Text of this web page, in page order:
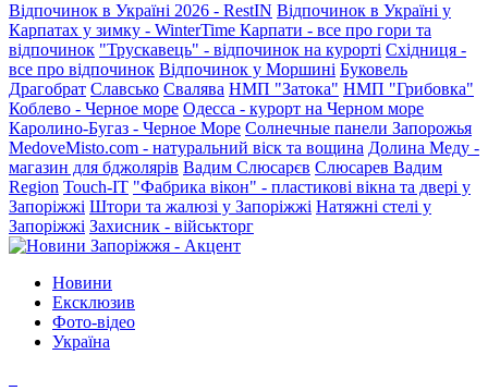
Відпочинок в Україні 2026 - RestIN Відпочинок в Україні у
Карпатах у зимку - WinterTime Карпати - все про гори та
відпочинок "Трускавець" - відпочинок на курорті Східниця -
все про відпочинок Відпочинок у Моршині Буковель
Драгобрат Славсько Свалява НМП "Затока" НМП "Грибовка"
Коблево - Черное море Одесса - курорт на Черном море
Каролино-Бугаз - Черное Море Солнечные панели Запорожья
MedoveMisto.com - натуральний віск та вощина Долина Меду -
магазин для бджолярів Вадим Слюсарєв Слюсарев Вадим
Region Touch-IT "Фабрика вікон" - пластикові вікна та двері у
Запоріжжі Штори та жалюзі у Запоріжжі Натяжні стелі у
Запоріжжі Захисник - військторг
Новини
Ексклюзив
Фото-відео
Україна